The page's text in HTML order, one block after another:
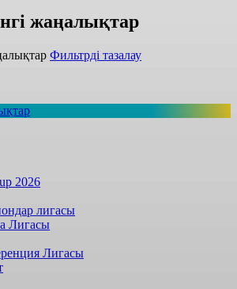
жаңалықтар
Фильтрді тазалау
2026
лигасы
Лигасы
Лигасы